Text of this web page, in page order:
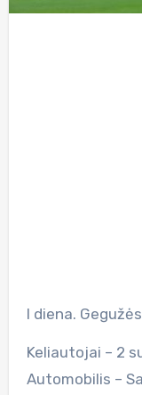
I diena.
Keliautojai – 2
Automobilis –